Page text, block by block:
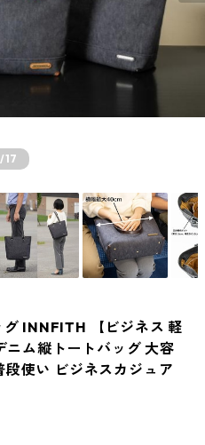
/17
INNFITH 【ビジネス 軽
ニム縦トートバッグ 大容
段使い ビジネスカジュア